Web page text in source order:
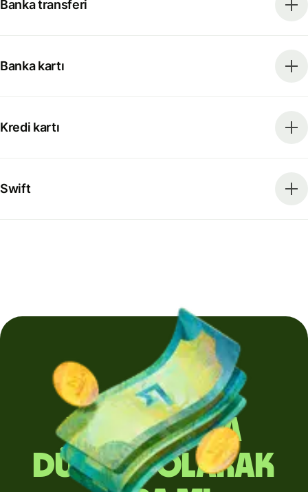
Banka transferi
Banka kartı
Kredi kartı
Swift
Yurt dışına
düzenli olarak